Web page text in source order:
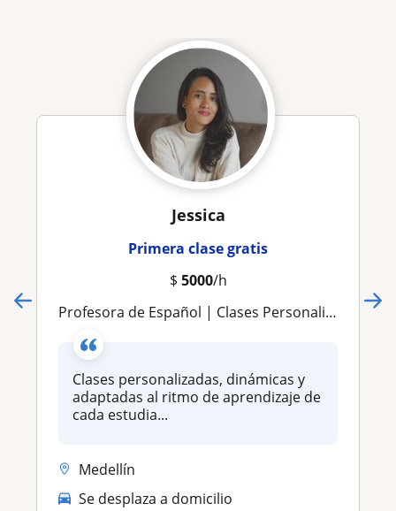
Jessica
Primera clase gratis
$ 5000/h
Profesora de Español | Clases Personalizadas y Dinámicas Online
Clases personalizadas, dinámicas y
adaptadas al ritmo de aprendizaje de
cada estudia...
Medellín
Se desplaza a domicilio